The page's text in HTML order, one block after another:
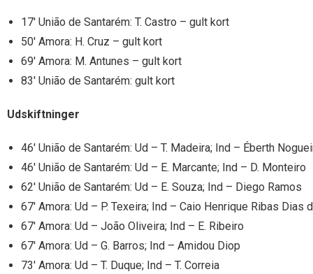
17′ União de Santarém: T. Castro – gult kort
50′ Amora: H. Cruz – gult kort
69′ Amora: M. Antunes – gult kort
83′ União de Santarém: gult kort
Udskiftninger
46′ União de Santarém: Ud – T. Madeira; Ind – Éberth
46′ União de Santarém: Ud – E. Marcante; Ind – D. Monteiro
62′ União de Santarém: Ud – E. Souza; Ind – Diego Ramos
67′ Amora: Ud – P. Texeira; Ind – Caio Henrique Ribas Dias
67′ Amora: Ud – João Oliveira; Ind – E. Ribeiro
67′ Amora: Ud – G. Barros; Ind – Amidou Diop
73′ Amora: Ud – T. Duque; Ind – T. Correia